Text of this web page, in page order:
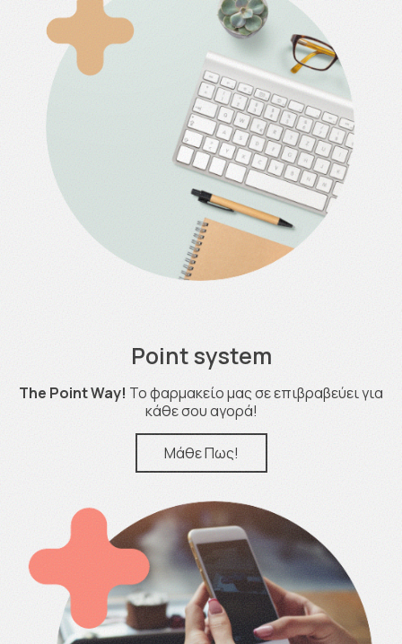
Point system
The Point Way! Το φαρμακείο μας σε επιβραβεύει για
κάθε σου αγορά!
Μάθε Πως!